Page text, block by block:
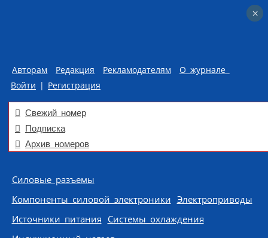
Авторам Редакция Рекламодателям
О журнале
Войти | Регистрация
Свежий номер
Подписка
Архив номеров
Skip to content
Силовые разъемы
Компоненты силовой электроники Электроприводы
Источники питания Системы охлаждения
×
×